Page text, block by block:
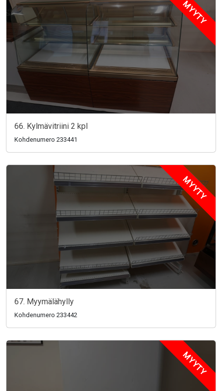
MYYTY
66. Kylmävitriini 2 kpl
Kohdenumero 233441
MYYTY
67. Myymälähylly
Kohdenumero 233442
MYYTY